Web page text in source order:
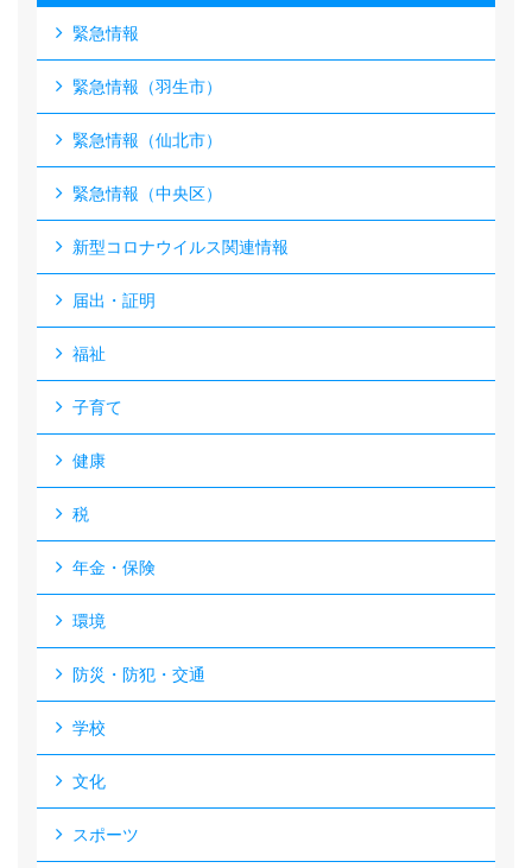
緊急情報
緊急情報（羽生市）
緊急情報（仙北市）
緊急情報（中央区）
新型コロナウイルス関連情報
届出・証明
福祉
子育て
健康
税
年金・保険
環境
防災・防犯・交通
学校
文化
スポーツ